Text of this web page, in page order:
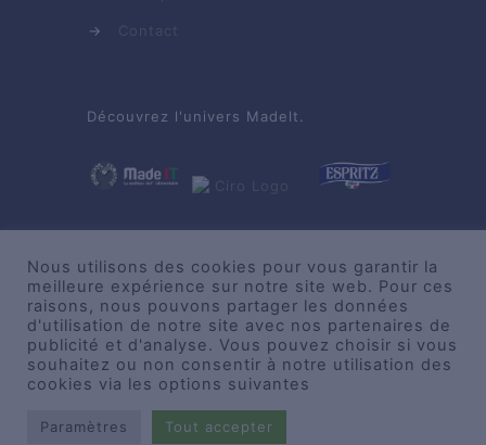
→ Contact
Découvrez l'univers Madelt.
© 2021 DE NOBILI | Le Principe de Stappler |
Nous utilisons des cookies pour vous garantir la
meilleure expérience sur notre site web. Pour ces
raisons, nous pouvons partager les données
d'utilisation de notre site avec nos partenaires de
publicité et d'analyse. Vous pouvez choisir si vous
souhaitez ou non consentir à notre utilisation des
cookies via les options suivantes
Paramètres Tout accepter